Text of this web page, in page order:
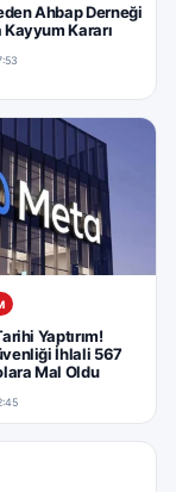
Ahbap Derneği
Kayyum Kararı
Yaptırım!
İhlali 567
Mal Oldu